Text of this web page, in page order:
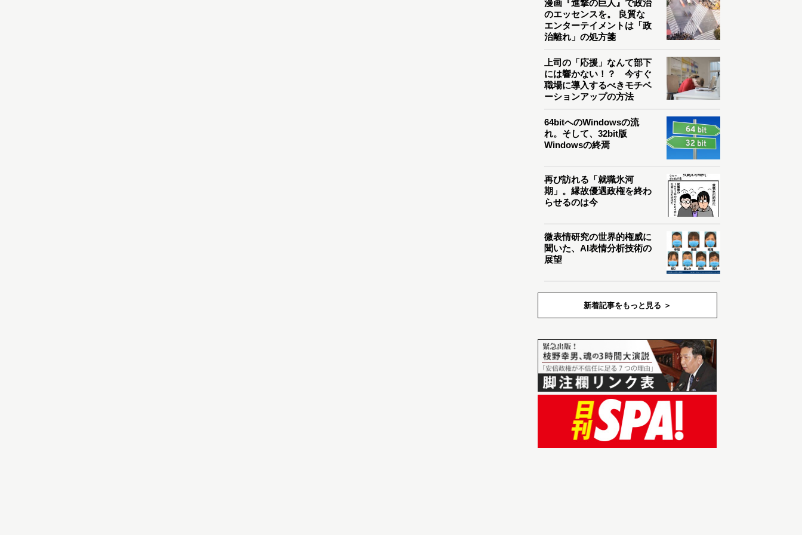
漫画『進撃の巨人』で政治
のエッセンスを。 良質な
エンターテイメントは「政
治離れ」の処方箋
上司の「応援」なんて部下
には響かない！？ 今すぐ
職場に導入するべきモチベ
ーションアップの方法
64bitへのWindowsの流
れ。そして、32bit版
Windowsの終焉
再び訪れる「就職氷河
期」。縁故優遇政権を終わ
らせるのは今
微表情研究の世界的権威に
聞いた、AI表情分析技術の
展望
新着記事をもっと見る